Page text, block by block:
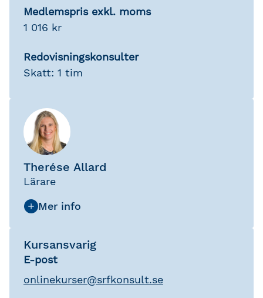
Medlemspris exkl. moms
1 016 kr
Redovisningskonsulter
Skatt: 1 tim
Therése Allard
Lärare
Kursansvarig
E-post
onlinekurser@srfkonsult.se